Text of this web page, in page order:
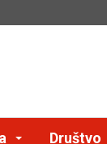
Društvo